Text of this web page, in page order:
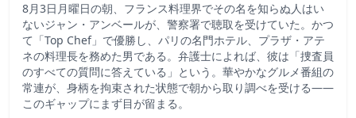
8月3日月曜日の朝、フランス料理界でその名を知らぬ人はい
ないジャン・アンベールが、警察署で聴取を受けていた。かつ
て「Top Chef」で優勝し、パリの名門ホテル、プラザ・アテ
ネの料理長を務めた男である。弁護士によれば、彼は「捜査員
のすべての質問に答えている」という。華やかなグルメ番組の
常連が、身柄を拘束された状態で朝から取り調べを受ける――
このギャップにまず目が留まる。